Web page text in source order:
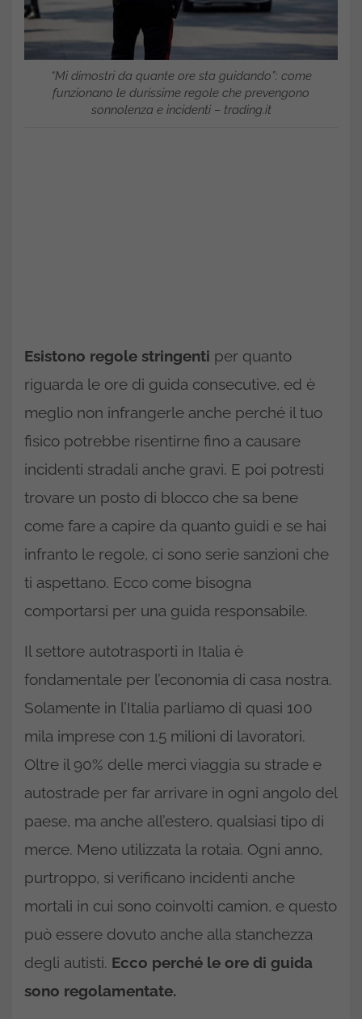
“Mi dimostri da quante ore sta guidando”: come
funzionano le durissime regole che prevengono
sonnolenza e incidenti – trading.it
Esistono regole stringenti per quanto
riguarda le ore di guida consecutive, ed è
meglio non infrangerle anche perché il tuo
fisico potrebbe risentirne fino a causare
incidenti stradali anche gravi. E poi potresti
trovare un posto di blocco che sa bene
come fare a capire da quanto guidi e se hai
infranto le regole, ci sono serie sanzioni che
ti aspettano. Ecco come bisogna
comportarsi per una guida responsabile.
Il settore autotrasporti in Italia è
fondamentale per l’economia di casa nostra.
Solamente in l’Italia parliamo di quasi 100
mila imprese con 1.5 milioni di lavoratori.
Oltre il 90% delle merci viaggia su strade e
autostrade per far arrivare in ogni angolo del
paese, ma anche all’estero, qualsiasi tipo di
merce. Meno utilizzata la rotaia. Ogni anno,
purtroppo, si verificano incidenti anche
mortali in cui sono coinvolti camion, e questo
può essere dovuto anche alla stanchezza
degli autisti. Ecco perché le ore di guida
sono regolamentate.